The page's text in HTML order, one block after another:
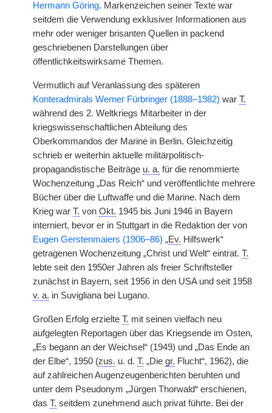
Hermann Göring. Markenzeichen seiner Texte war
seitdem die Verwendung exklusiver Informationen aus
mehr oder weniger brisanten Quellen in packend
geschriebenen Darstellungen über
öffentlichkeitswirksame Themen.
Vermutlich auf Veranlassung des späteren
Konteradmirals Werner Fürbringer (1888–1982) war T.
während des 2. Weltkriegs Mitarbeiter in der
kriegswissenschaftlichen Abteilung des
Oberkommandos der Marine in Berlin. Gleichzeitig
schrieb er weiterhin aktuelle militärpolitisch-
propagandistische Beiträge u. a. für die renommierte
Wochenzeitung „Das Reich“ und veröffentlichte mehrere
Bücher über die Luftwaffe und die Marine. Nach dem
Krieg war T. von Okt. 1945 bis Juni 1946 in Bayern
interniert, bevor er in Stuttgart in die Redaktion der von
Eugen Gerstenmaiers (1906–86) „Ev. Hilfswerk“
getragenen Wochenzeitung „Christ und Welt“ eintrat. T.
lebte seit den 1950er Jahren als freier Schriftsteller
zunächst in Bayern, seit 1956 in den USA und seit 1958
v. a. in Suvigliana bei Lugano.
Großen Erfolg erzielte T. mit seinen vielfach neu
aufgelegten Reportagen über das Kriegsende im Osten,
„Es begann an der Weichsel“ (1949) und „Das Ende an
der Elbe“, 1950 (zus. u. d. T. „Die gr. Flucht“, 1962), die
auf zahlreichen Augenzeugenberichten beruhten und
unter dem Pseudonym „Jürgen Thorwald“ erschienen,
das T. seitdem zunehmend auch privat führte. Bei der